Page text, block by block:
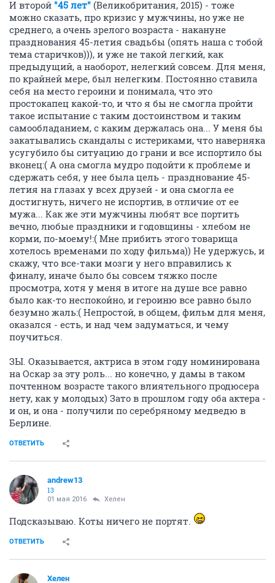
И второй "45 лет" (Великобритания, 2015) - тоже
можно сказать, про кризис у мужчины, но уже не
среднего, а очень зрелого возраста - накануне
празднования 45-летия свадьбы (опять наша с тобой
тема старичков))), и уже не такой легкий, как
предыдущий, а наоборот, нелегкий совсем. Для меня,
по крайней мере, был нелегким. Постоянно ставила
себя на место героини и понимала, что это
простокапец какой-то, и что я бы не смогла пройти
такое испытание с таким достоинством и таким
самообладанием, с каким держалась она... У меня бы
закатывались скандалы с истериками, что наверняка
усугубило бы ситуацию до грани и все испортило бы
вконец:( А она смогла мудро подойти к проблеме и
сдержать себя, у нее была цель - празднование 45-
летия на глазах у всех друзей - и она смогла ее
достигнуть, ничего не испортив, в отличие от ее
мужа... Как же эти мужчины любят все портить
вечно, любые праздники и годовщины - хлебом не
корми, по-моему!:( Мне прибить этого товарища
хотелось временами по ходу фильма)) Не удержусь, и
скажу, что все-таки мозги у него вправились к
финалу, иначе было бы совсем тяжко после
просмотра, хотя у меня в итоге на душе все равно
было как-то неспокойно, и героиню все равно было
безумно жаль:( Непростой, в общем, фильм для меня,
оказался - есть, и над чем задуматься, и чему
поучиться.
ЗЫ. Оказывается, актриса в этом году номинирована
на Оскар за эту роль... но конечно, у дамы в таком
почтенном возрасте такого влиятельного продюсера
нету, как у молодых) Зато в прошлом году оба актера -
и он, и она - получили по серебряному медведю в
Берлине.
ОТВЕТИТЬ
andrew13
13
01 мая 2016 Хелен
Подсказываю. Коты ничего не портят.
ОТВЕТИТЬ
Хелен